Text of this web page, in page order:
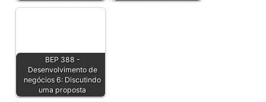
BEP 388 -
Desenvolvimento de
negócios 6: Discutindo
uma proposta